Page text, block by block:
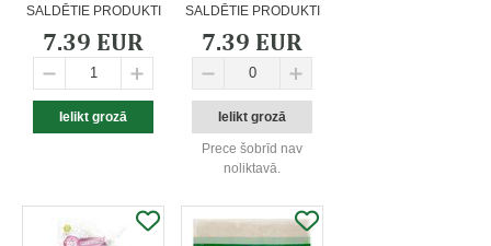
SALDĒTIE PRODUKTI
7.39 EUR
SALDĒTIE PRODUKTI
7.39 EUR
Prece šobrīd nav
noliktavā.